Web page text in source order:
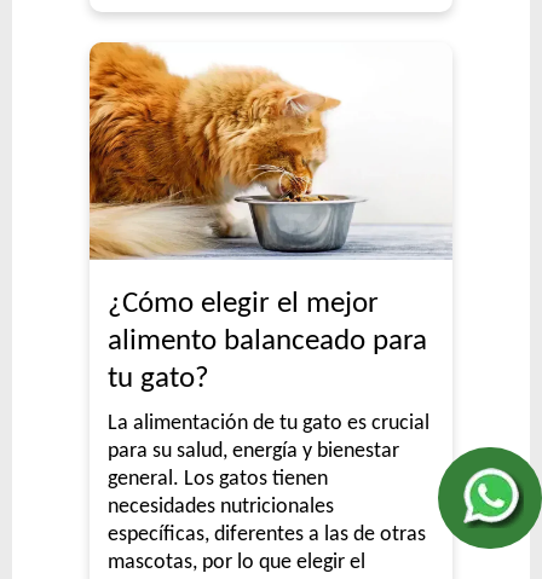
¿Cómo elegir el mejor
alimento balanceado para
tu gato?
La alimentación de tu gato es crucial
para su salud, energía y bienestar
general. Los gatos tienen
necesidades nutricionales
específicas, diferentes a las de otras
mascotas, por lo que elegir el